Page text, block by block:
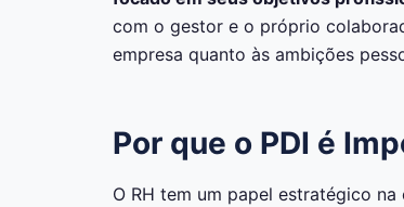
com o gestor e o próprio
empresa quanto às ambições
Por que o PDI é
O RH tem um papel estratégico